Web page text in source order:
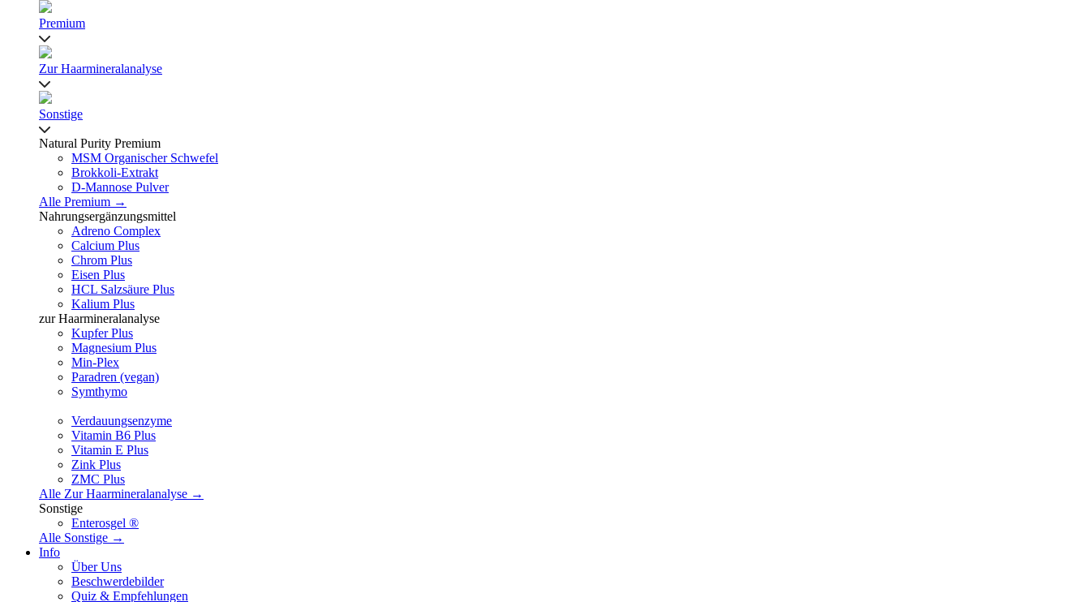
Premium
Zur Haarmineralanalyse
Sonstige
Natural Purity Premium
MSM Organischer Schwefel
Brokkoli-Extrakt
D-Mannose Pulver
Alle Premium →
Nahrungsergänzungsmittel
Adreno Complex
Calcium Plus
Chrom Plus
Eisen Plus
HCL Salzsäure Plus
Kalium Plus
zur Haarmineralanalyse
Kupfer Plus
Magnesium Plus
Min-Plex
Paradren (vegan)
Symthymo
Verdauungsenzyme
Vitamin B6 Plus
Vitamin E Plus
Zink Plus
ZMC Plus
Alle Zur Haarmineralanalyse →
Sonstige
Enterosgel ®
Alle Sonstige →
Info
Über Uns
Beschwerdebilder
Quiz & Empfehlungen